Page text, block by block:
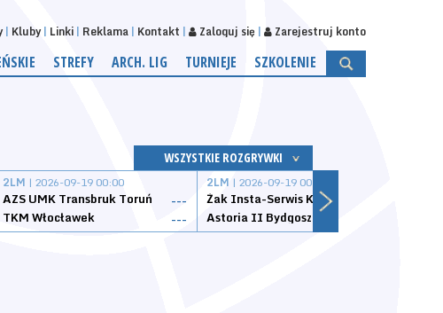
Kluby Linki Reklama Kontakt Zaloguj się Zarejestruj konto
STREFY ARCH. LIG TURNIEJE SZKOLENIE
WSZYSTKIE ROZGRYWKI
2LM | 2026-09-19 00:00
AZS UMK Transbruk Toruń
---
TKM Włocławek
---
2LM | 2026-09-19 00:00
Żak Insta-Serwis Koszalin
Astoria II Bydgoszcz